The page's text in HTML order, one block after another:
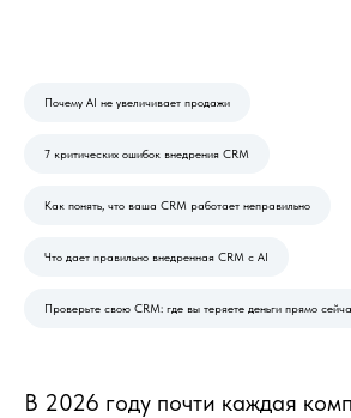
Почему AI не увеличивает продажи
7 критических ошибок внедрения CRM
Как понять, что ваша CRM работает неправильно
Что дает правильно внедренная CRM с AI
Проверьте свою CRM: где вы теряете деньги прямо
В 2026 году почти каждая